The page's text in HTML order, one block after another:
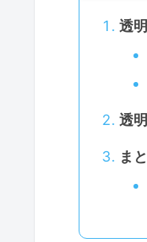
透
透
ま